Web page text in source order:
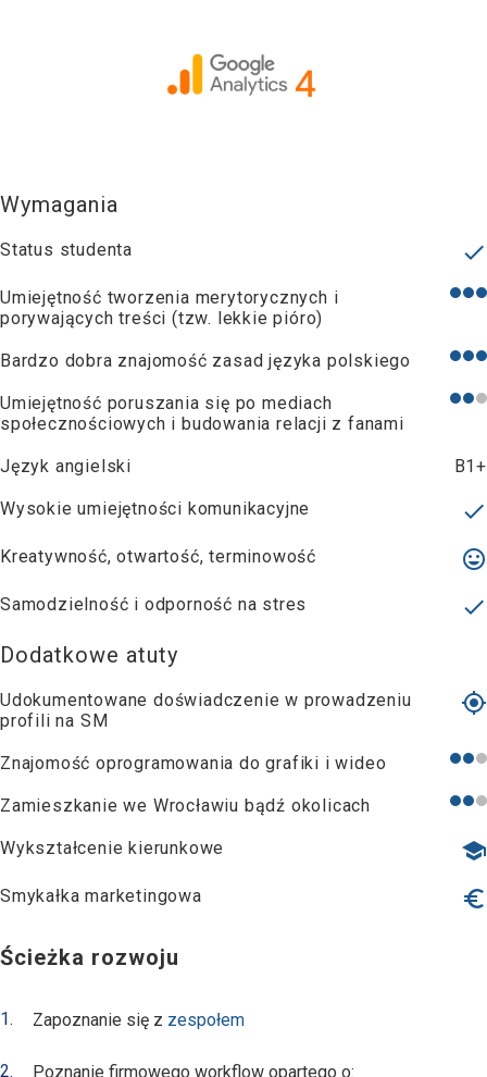
Wymagania
Status studenta check
Umiejętność tworzenia merytorycznych i
porywających treści (tzw. lekkie pióro)
Bardzo dobra znajomość zasad języka polskiego
Umiejętność poruszania się po mediach
społecznościowych i budowania relacji z fanami
Język angielski B1+
Wysokie umiejętności komunikacyjne done
Kreatywność, otwartość, terminowość insert_emoticon
Samodzielność i odporność na stres
done
Dodatkowe atuty
Udokumentowane doświadczenie w prowadzeniu
profili na SM
my_location
Znajomość oprogramowania do grafiki i wideo
Zamieszkanie we Wrocławiu bądź okolicach
Wykształcenie kierunkowe school
Smykałka marketingowa euro_symbol
Ścieżka rozwoju
Zapoznanie się z zespołem
Poznanie firmowego workflow opartego o: